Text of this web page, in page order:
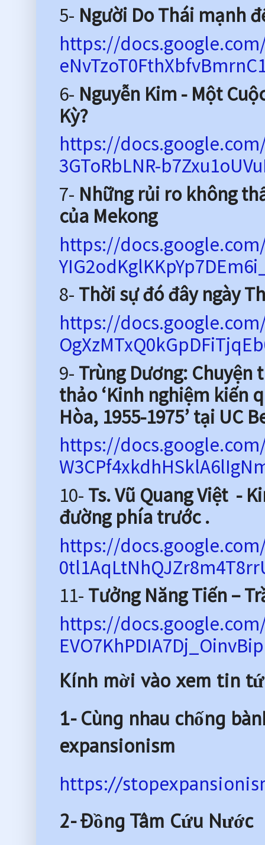
5- Người Do Thái mạnh
https://
6- Nguyễn Kim - Một
Kỳ?
https://
3GToRbLNR-
7- Những rủi ro không
của Mekong
https://
8- Thời sự đó đây ngày
https://
9- Trùng Dương: Chuyện
thảo ‘Kinh nghiệm kiến
Hòa, 1955-1975’ tại UC
https://
10- Ts. Vũ Quang Việt -
đường phía trước .
https://
11- Tưởng Năng Tiến –
https://
Kính mời vào xem tin
1- Cùng nhau chống
expansionism
https://
2- Đồng Tâm Cứu Nước